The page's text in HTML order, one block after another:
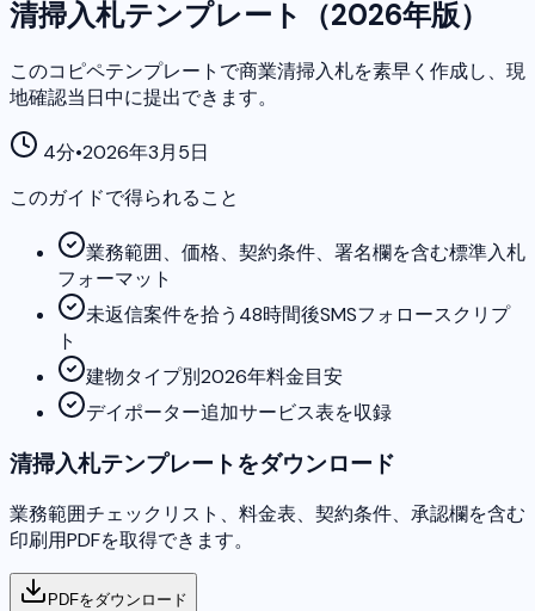
清掃入札テンプレート（2026年版）
このコピペテンプレートで商業清掃入札を素早く作成し、現
地確認当日中に提出できます。
4分•2026年3月5日
このガイドで得られること
業務範囲、価格、契約条件、署名欄を含む標準入札
フォーマット
未返信案件を拾う48時間後SMSフォロースクリプ
ト
建物タイプ別2026年料金目安
デイポーター追加サービス表を収録
清掃入札テンプレートをダウンロード
業務範囲チェックリスト、料金表、契約条件、承認欄を含む
印刷用PDFを取得できます。
PDFをダウンロード